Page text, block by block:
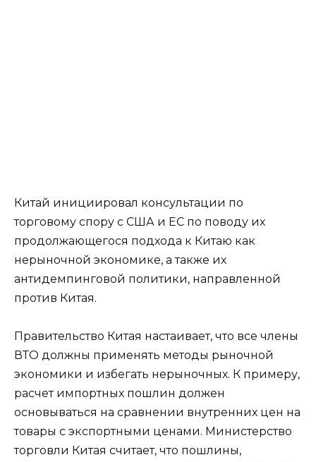
Китай инициировал консультации по
торговому спору с США и ЕС по поводу их
продолжающегося подхода к Китаю как
нерыночной экономике, а также их
антидемпинговой политики, направленной
против Китая.
Правительство Китая настаивает, что все члены
ВТО должны применять методы рыночной
экономики и избегать нерыночных. К примеру,
расчет импортных пошлин должен
основываться на сравнении внутренних цен на
товары с экспортными ценами. Министерство
торговли Китая считает, что пошлины,